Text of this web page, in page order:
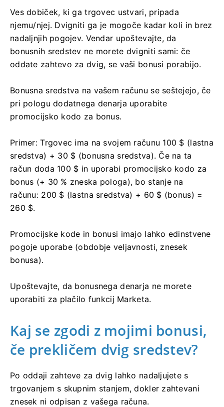
Ves dobiček, ki ga trgovec ustvari, pripada
njemu/njej. Dvigniti ga je mogoče kadar koli in brez
nadaljnjih pogojev. Vendar upoštevajte, da
bonusnih sredstev ne morete dvigniti sami: če
oddate zahtevo za dvig, se vaši bonusi porabijo.
Bonusna sredstva na vašem računu se seštejejo, če
pri pologu dodatnega denarja uporabite
promocijsko kodo za bonus.
Primer: Trgovec ima na svojem računu 100 $ (lastna
sredstva) + 30 $ (bonusna sredstva). Če na ta
račun doda 100 $ in uporabi promocijsko kodo za
bonus (+ 30 % zneska pologa), bo stanje na
računu: 200 $ (lastna sredstva) + 60 $ (bonus) =
260 $.
Promocijske kode in bonusi imajo lahko edinstvene
pogoje uporabe (obdobje veljavnosti, znesek
bonusa).
Upoštevajte, da bonusnega denarja ne morete
uporabiti za plačilo funkcij Marketa.
Kaj se zgodi z mojimi bonusi,
če prekličem dvig sredstev?
Po oddaji zahteve za dvig lahko nadaljujete s
trgovanjem s skupnim stanjem, dokler zahtevani
znesek ni odpisan z vašega računa.